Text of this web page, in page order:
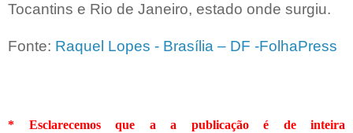
Tocantins e Rio de Janeiro, estado onde surgiu.
Fonte: Raquel Lopes - Brasília – DF -FolhaPress
* Esclarecemos que a a publicação é de inteira